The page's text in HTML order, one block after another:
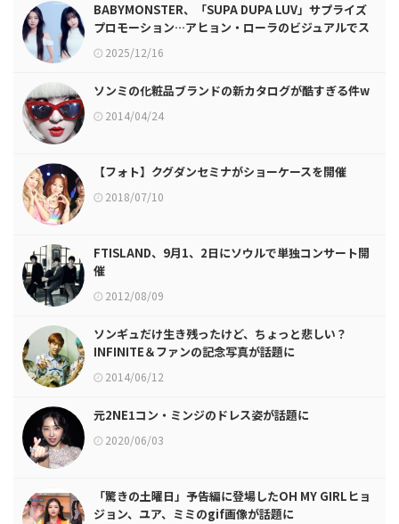
BABYMONSTER、「SUPA DUPA LUV」サプライズ
プロモーション…アヒョン・ローラのビジュアルでス
タート！
2025/12/16
ソンミの化粧品ブランドの新カタログが酷すぎる件w
2014/04/24
【フォト】クグダンセミナがショーケースを開催
2018/07/10
FTISLAND、9月1、2日にソウルで単独コンサート開
催
2012/08/09
ソンギュだけ生き残ったけど、ちょっと悲しい？
INFINITE＆ファンの記念写真が話題に
2014/06/12
元2NE1コン・ミンジのドレス姿が話題に
2020/06/03
「驚きの土曜日」予告編に登場したOH MY GIRLヒョ
ジョン、ユア、ミミのgif画像が話題に